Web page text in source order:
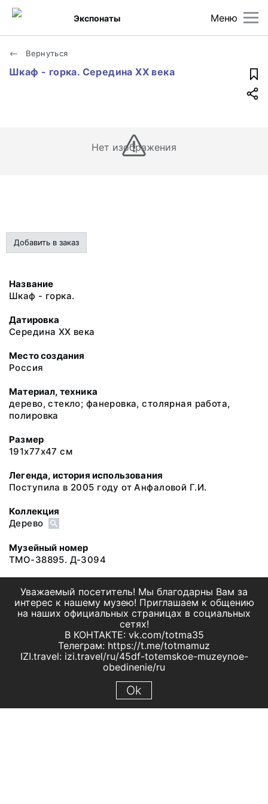
Меню
Экспонаты
Вернуться
Шкаф - горка. Середина XX века
Нет изображения
Добавить в заказ
Название
Шкаф - горка.
Датировка
Середина XX века
Место создания
Россия
Материал, техника
дерево, стекло; фанеровка, столярная работа,
полировка
Размер
191х77х47 см
Легенда, история использования
Поступила в 2005 году от Анфаловой Г.И.
Коллекция
Дерево
Музейный номер
ТМО-38895. Д-3094
Уважаемый посетитель! Мы благодарны Вам за
интерес к нашему музею! Приглашаем к общению
на наших официальных страницах в социальных
сетях!
В КОНТАКТЕ: vk.com/totma35
Телеграм: https://t.me/totmamuz
IZI.travel: izi.travel/ru/45df-totemskoe-muzeynoe-
obedinenie/ru
Ok